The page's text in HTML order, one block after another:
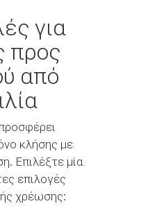
για
προς
από
κλήσης με
Επιλέξτε μία
επιλογές
χρέωσης: